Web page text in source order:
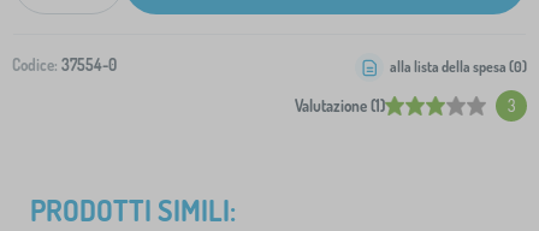
Codice: 37554-0
Valutazione (1) 3
alla lista della spesa (0)
PRODOTTI SIMILI: